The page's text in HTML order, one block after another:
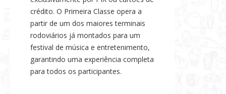
crédito. O Primeira Classe opera a
partir de um dos maiores terminais
rodoviários já montados para um
festival de música e entretenimento,
garantindo uma experiência completa
para todos os participantes.